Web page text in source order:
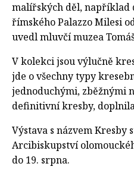
malířských děl, například
římského Palazzo Milesi
uvedl mluvčí muzea
V kolekci jsou výlučně
jde o všechny typy
jednoduchými, zběžnými
definitivní kresby,
Výstava s názvem
Arcibiskupství
do 19. srpna.